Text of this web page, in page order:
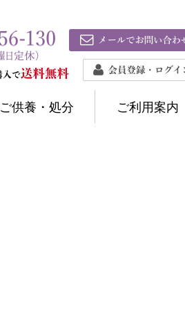
ご供養・処分 ご利用案内